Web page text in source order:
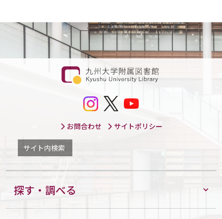
お問合わせ サイトポリシー
サイト内検索
探す・調べる